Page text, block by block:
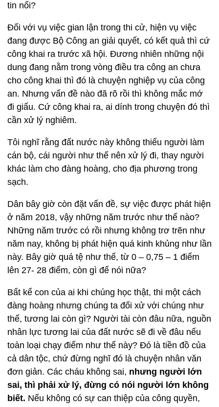
tin nổi?
Đối với vụ việc gian lận trong thi cử, hiện vụ việc
đang được Bộ Công an giải quyết, có kết quả thì cứ
công khai ra trước xã hội. Đương nhiên những nội
dung đang nằm trong vòng điều tra công an chưa
cho công khai thì đó là chuyện nghiệp vụ của công
an. Nhưng vấn đề nào đã rõ rồi thì không mắc mớ
đi giấu. Cứ công khai ra, ai dính trong chuyện đó thì
cần xử lý nghiêm.
Tôi nghĩ rằng đất nước này không thiếu người làm
cán bộ, cái người như thế nên xử lý đi, thay người
khác làm cho đàng hoàng, cho địa phương trong
sạch.
Dân bây giờ còn đặt vấn đề, sự việc được phát hiện
ở năm 2018, vậy những năm trước như thế nào?
Những năm trước có rồi nhưng không trơ trẽn như
năm nay, không bị phát hiện quá kinh khủng như lần
này. Bây giờ quá tệ như thế, từ 0 – 0,75 – 1 điểm
lên 27- 28 điểm, còn gì để nói nữa?
Bất kể con của ai khi chúng học thật, thi một cách
đàng hoàng nhưng chúng ta đối xử với chúng như
thế, tương lai còn gì? Người tài còn đâu nữa, nguồn
nhân lực tương lai của đất nước sẽ đi về đâu nếu
toàn loại chạy điểm như thế này? Đó là tiền đồ của
cả dân tộc, chứ đừng nghĩ đó là chuyện nhân văn
đơn giản. Các cháu không sai, nhưng người lớn
sai, thì phải xử lý, đừng có nói người lớn không
biết. Nếu không có sự can thiệp của công quyền,